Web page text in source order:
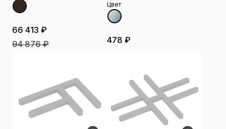
66 413 ₽
94 876 ₽
Цвет
478 ₽